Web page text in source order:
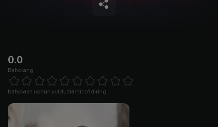
0.0
Baholang
1 Star 2 Stars 3 Stars 4 Stars5 Stars 6 Stars7 Stars8 Stars
baholash uchun yulduzlarni to'ldiring